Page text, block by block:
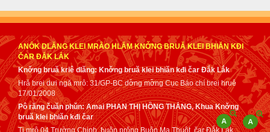
ANÔK DLĂNG KLEI MRÂO HLĂM KNƠ̌NG BRUǍ KLEI BHIĂN KĐI
ČAR ĐẮK LẮK
Knơ̌ng bruă kriê dlăng: Knơ̌ng bruă klei bhiăn kđi čar Đắk Lắk
Hră brei dưi ngă mrô: 31/GP-BC dơ̌ng mơ̌ng Cục Báo chí brei hruê
17/01/2008
Pô răng čuăn phǔn: Amai PHAN THỊ HỒNG THẮNG, Khua Knơ̌ng
bruă klei bhiăn kđi čar
Ti mrô 04 Trường Chinh, ƀuôn prǒng Buôn Ma Thuột, čar Đắk Lắk